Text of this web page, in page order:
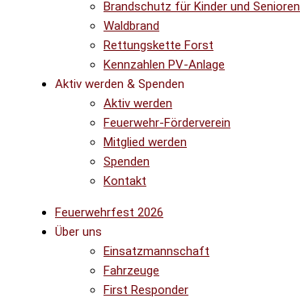
Brandschutz für Kinder und Senioren
Waldbrand
Rettungskette Forst
Kennzahlen PV-Anlage
Aktiv werden & Spenden
Aktiv werden
Feuerwehr-Förderverein
Mitglied werden
Spenden
Kontakt
Feuerwehrfest 2026
Über uns
Einsatzmannschaft
Fahrzeuge
First Responder